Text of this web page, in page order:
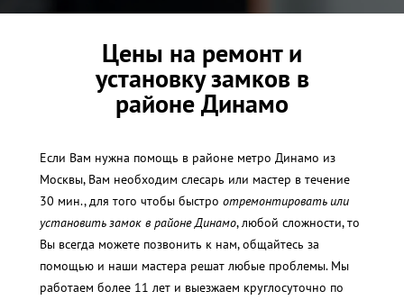
Цены на ремонт и
установку замков в
районе Динамо
Если Вам нужна помощь в районе метро Динамо из
Москвы, Вам необходим слесарь или мастер в течение
30 мин., для того чтобы быстро отремонтировать или
установить замок в районе Динамо, любой сложности, то
Вы всегда можете позвонить к нам, общайтесь за
помощью и наши мастера решат любые проблемы. Мы
работаем более 11 лет и выезжаем круглосуточно по